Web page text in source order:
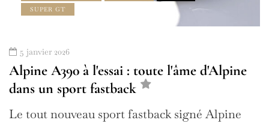
SUPER GT
5 janvier 2026
Alpine A390 à l'essai : toute l'âme d'Alpine
dans un sport fastback
Le tout nouveau sport fastback signé Alpine